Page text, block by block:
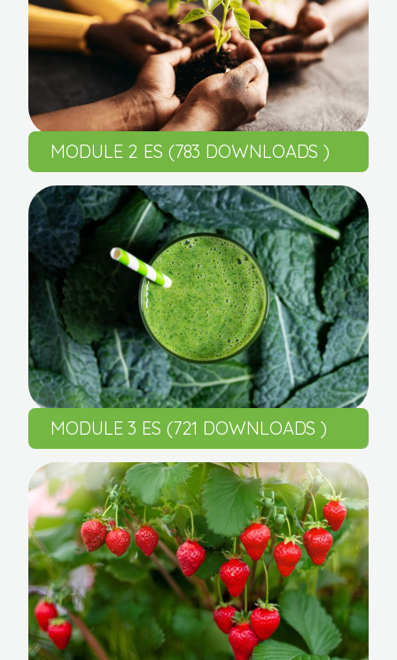
MODULE 2 ES (783 DOWNLOADS )
MODULE 3 ES (721 DOWNLOADS )